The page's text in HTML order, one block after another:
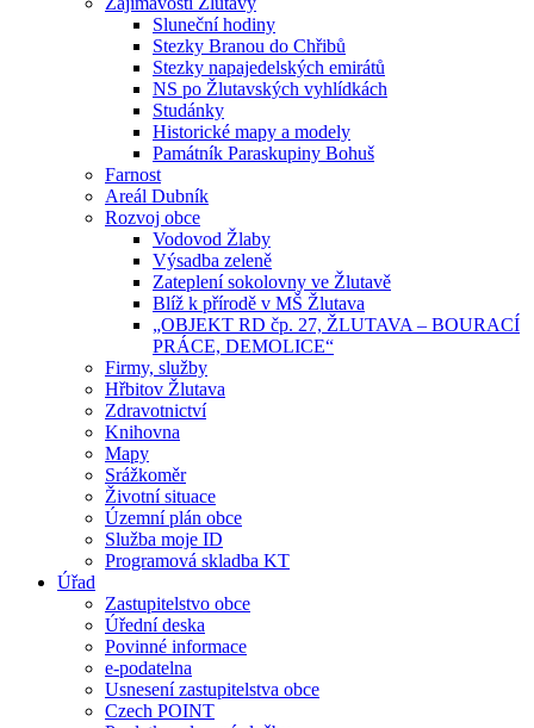
Sluneční hodiny
Stezky Branou do Chřibů
Stezky napajedelských emirátů
NS po Žlutavských vyhlídkách
Studánky
Historické mapy a modely
Památník Paraskupiny Bohuš
Farnost
Areál Dubník
Rozvoj obce
Vodovod Žlaby
Výsadba zeleně
Zateplení sokolovny ve Žlutavě
Blíž k přírodě v MŠ Žlutava
„OBJEKT RD čp. 27, ŽLUTAVA – BOURACÍ
PRÁCE, DEMOLICE“
Firmy, služby
Hřbitov Žlutava
Zdravotnictví
Knihovna
Mapy
Srážkoměr
Životní situace
Územní plán obce
Služba moje ID
Programová skladba KT
Úřad
Zastupitelstvo obce
Úřední deska
Povinné informace
e-podatelna
Usnesení zastupitelstva obce
Czech POINT